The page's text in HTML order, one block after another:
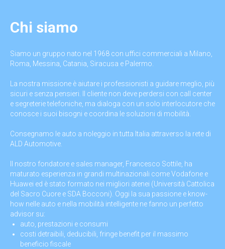
Chi siamo
Siamo un gruppo nato nel 1968 con uffici commerciali a Milano,
Roma, Messina, Catania, Siracusa e Palermo.
La nostra missione è aiutare i professionisti a guidare meglio, più
sicuri e senza pensieri. Il cliente non deve perdersi con call center
e segreterie telefoniche, ma dialoga con un solo interlocutore che
conosce i suoi bisogni e coordina le soluzioni di mobilità.
Consegnamo le auto a noleggio in tutta Italia attraverso la rete di
ALD Automotive.
Il nostro fondatore e sales manager, Francesco Sottile, ha
maturato esperienza in grandi multinazionali come Vodafone e
Huawei ed è stato formato nei migliori atenei (Università Cattolica
del Sacro Cuore e SDA Bocconi). Oggi la sua passione e know-
how nelle auto e nella mobilità intelligente ne fanno un perfetto
advisor su:
auto, prestazioni e consumi
costi detraibili, deducibili, fringe benefit per il massimo
beneficio fiscale